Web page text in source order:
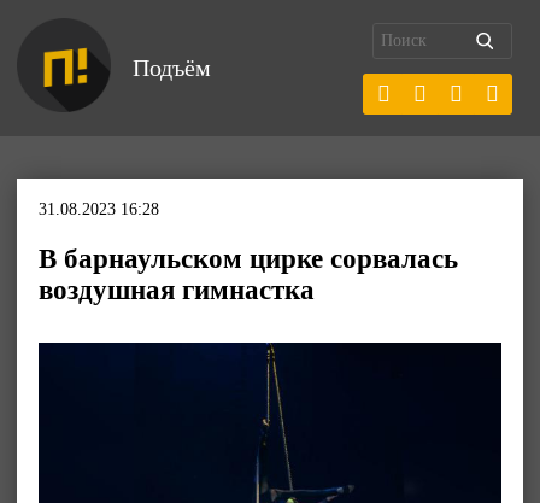
Подъём
31.08.2023 16:28
В барнаульском цирке сорвалась
воздушная гимнастка